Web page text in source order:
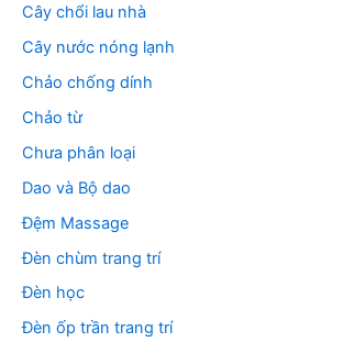
Cây chổi lau nhà
Cây nước nóng lạnh
Chảo chống dính
Chảo từ
Chưa phân loại
Dao và Bộ dao
Đệm Massage
Đèn chùm trang trí
Đèn học
Đèn ốp trần trang trí